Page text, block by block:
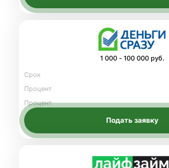
1 000 - 100 000 руб.
Срок
Процент
Процент
Подать заявку